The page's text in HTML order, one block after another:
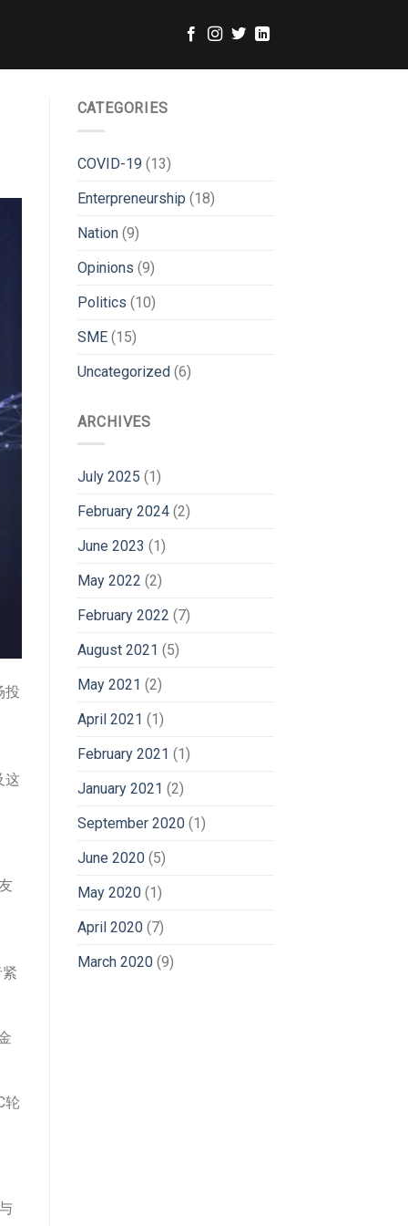
投
这
轮
CATEGORIES
COVID-19 (13)
Enterpreneurship (18)
Nation(9)
Opinions (9)
Politics (10)
SME(15)
Uncategorized(6)
ARCHIVES
July 2025 (1)
February 2024(2)
June 2023 (1)
May 2022 (2)
February 2022 (7)
August 2021 (5)
May 2021 (2)
April 2021 (1)
February 2021 (1)
January 2021 (2)
September 2020(1)
June 2020(5)
May 2020(1)
April 2020(7)
March 2020(9)